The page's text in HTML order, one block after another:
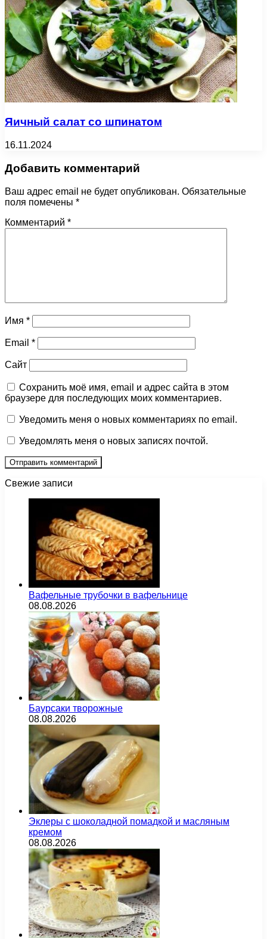
Яичный салат со шпинатом
16.11.2024
Добавить комментарий
Ваш адрес email не будет опубликован. Обязательные
поля помечены *
Комментарий *
Имя *
Email *
Сайт
Сохранить моё имя, email и адрес сайта в этом
браузере для последующих моих комментариев.
Уведомить меня о новых комментариях по email.
Уведомлять меня о новых записях почтой.
Свежие записи
Вафельные трубочки в вафельнице
08.08.2026
Баурсаки творожные
08.08.2026
Эклеры с шоколадной помадкой и масляным
кремом
08.08.2026